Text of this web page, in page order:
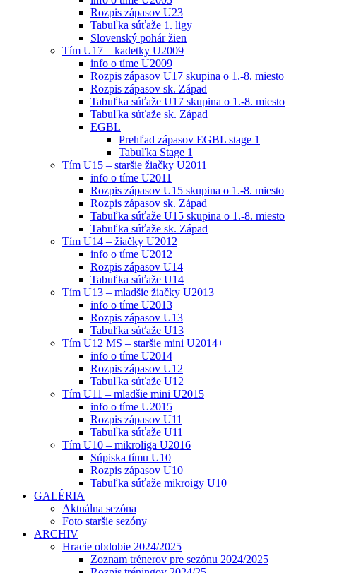
Rozpis zápasov U23
Tabuľka súťaže 1. ligy
Slovenský pohár žien
Tím U17 – kadetky U2009
info o tíme U2009
Rozpis zápasov U17 skupina o 1.-8. miesto
Rozpis zápasov sk. Západ
Tabuľka súťaže U17 skupina o 1.-8. miesto
Tabuľka súťaže sk. Západ
EGBL
Prehľad zápasov EGBL stage 1
Tabuľka Stage 1
Tím U15 – staršie žiačky U2011
info o tíme U2011
Rozpis zápasov U15 skupina o 1.-8. miesto
Rozpis zápasov sk. Západ
Tabuľka súťaže U15 skupina o 1.-8. miesto
Tabuľka súťaže sk. Západ
Tím U14 – žiačky U2012
info o tíme U2012
Rozpis zápasov U14
Tabuľka súťaže U14
Tím U13 – mladšie žiačky U2013
info o tíme U2013
Rozpis zápasov U13
Tabuľka súťaže U13
Tím U12 MS – staršie mini U2014+
info o tíme U2014
Rozpis zápasov U12
Tabuľka súťaže U12
Tím U11 – mladšie mini U2015
info o tíme U2015
Rozpis zápasov U11
Tabuľka súťaže U11
Tím U10 – mikroliga U2016
Súpiska tímu U10
Rozpis zápasov U10
Tabuľka súťaže mikroigy U10
GALÉRIA
Aktuálna sezóna
Foto staršie sezóny
ARCHIV
Hracie obdobie 2024/2025
Zoznam trénerov pre sezónu 2024/2025